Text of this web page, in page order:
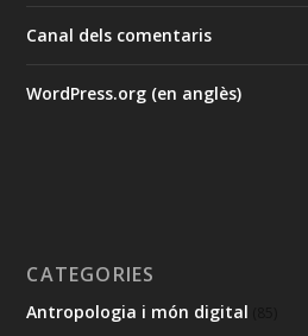
Canal dels comentaris
WordPress.org (en anglès)
CATEGORIES
Antropologia i món digital